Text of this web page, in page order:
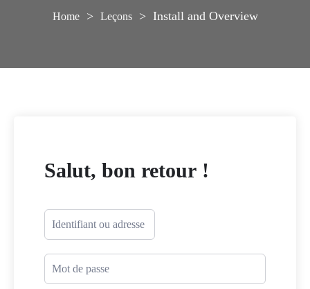
> Leçons > Install and Overview
Salut, bon retour !